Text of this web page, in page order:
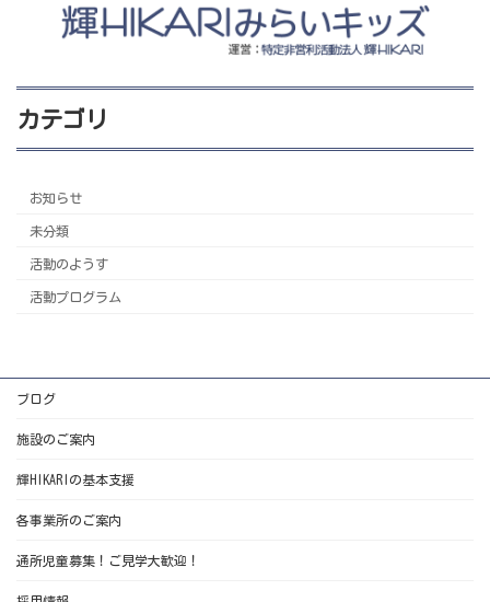
カテゴリ
お知らせ
未分類
活動のようす
活動プログラム
ブログ
施設のご案内
輝HIKARIの基本支援
各事業所のご案内
通所児童募集！ご見学大歓迎！